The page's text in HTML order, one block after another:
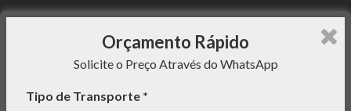
orçamento rápido e enviaremos uma mensagem com o
preço do serviço para seu WhatsApp!
Orçamento Rápido
Solicite o Preço Através do WhatsApp
Tipo de Transporte *